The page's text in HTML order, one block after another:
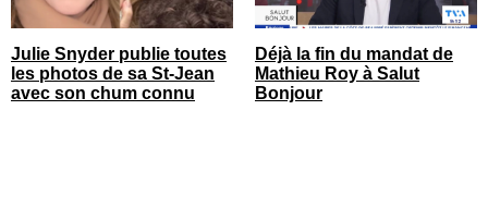
Julie Snyder publie toutes
les photos de sa St-Jean
avec son chum connu
Déjà la fin du mandat de
Mathieu Roy à Salut
Bonjour